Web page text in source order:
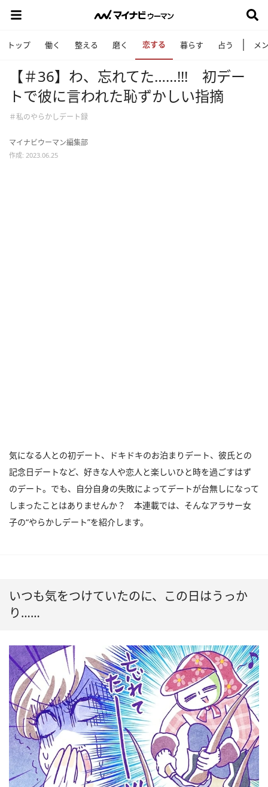
トップ 働く 整える 磨く 恋する 暮らす 占う メ
【＃36】わ、忘れてた……!!! 初デー
トで彼に言われた恥ずかしい指摘
＃私のやらかしデート録
マイナビウーマン編集部
作成: 2023.06.25
気になる人との初デート、ドキドキのお泊まりデート、彼氏との
記念日デートなど、好きな人や恋人と楽しいひと時を過ごすはず
のデート。でも、自分自身の失敗によってデートが台無しになって
しまったことはありませんか？ 本連載では、そんなアラサー女
子の“やらかしデート”を紹介します。
いつも気をつけていたのに、この日はうっか
り……